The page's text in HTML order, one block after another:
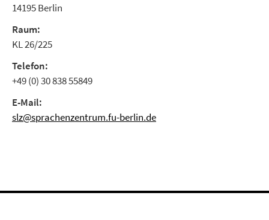
14195 Berlin
Raum:
KL 26/225
Telefon:
+49 (0) 30 838 55849
E-Mail:
slz@sprachenzentrum.fu-berlin.de